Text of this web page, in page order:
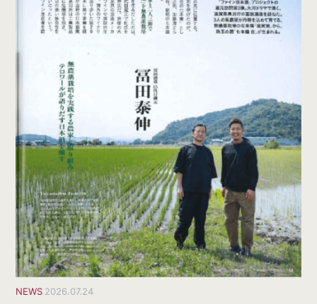
NEWS 2026.07.24